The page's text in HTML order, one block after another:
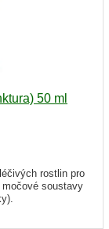
50 ml
rostlin pro
močové soustavy